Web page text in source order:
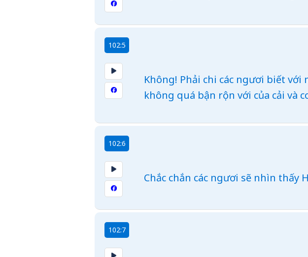
102:5
Không! Phải chi các ngươi biết với
không quá bận rộn với của cải và
102:6
Chắc chắn các ngươi sẽ nhìn thấy
102:7